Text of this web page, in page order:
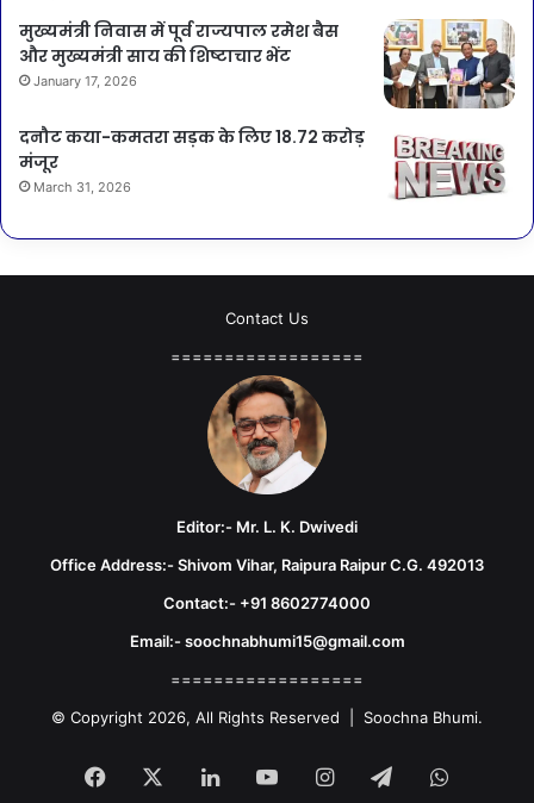
मुख्यमंत्री निवास में पूर्व राज्यपाल रमेश बैस
और मुख्यमंत्री साय की शिष्टाचार भेंट
January 17, 2026
दनौट कया-कमतरा सड़क के लिए 18.72 करोड़
मंजूर
March 31, 2026
Contact Us
==================
Editor:- Mr. L. K. Dwivedi
Office Address:- Shivom Vihar, Raipura Raipur C.G. 492013
Contact:- +91 8602774000
Email:- soochnabhumi15@gmail.com
==================
© Copyright 2026, All Rights Reserved | Soochna Bhumi.
Facebook LinkedInYouTubeInstagram
Telegram